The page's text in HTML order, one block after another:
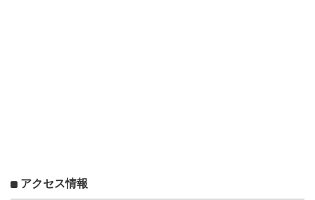
アクセス情報